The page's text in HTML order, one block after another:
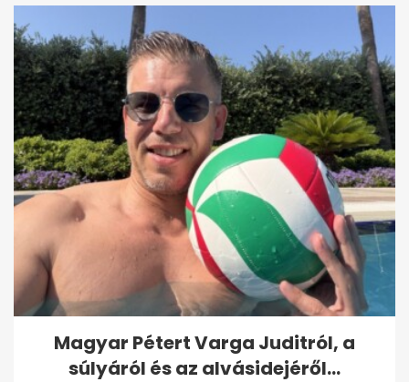
Magyar Pétert Varga Juditról, a
súlyáról és az alvásidejéről...